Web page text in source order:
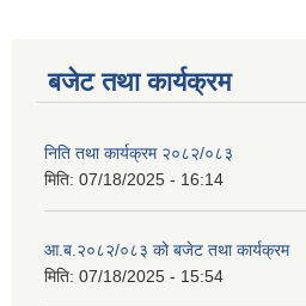
बजेट तथा कार्यक्रम
निति तथा कार्यक्रम २०८२/०८३
मिति: 07/18/2025 - 16:14
आ.ब.२०८२/०८३ को बजेट तथा कार्यक्रम
मिति: 07/18/2025 - 15:54